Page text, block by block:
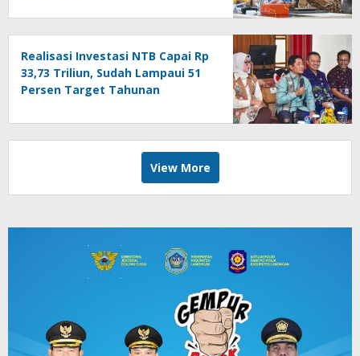
Realisasi Investasi NTB Capai Rp
33,73 Triliun, Sudah Lampaui 51
Persen Target Tahunan
View More